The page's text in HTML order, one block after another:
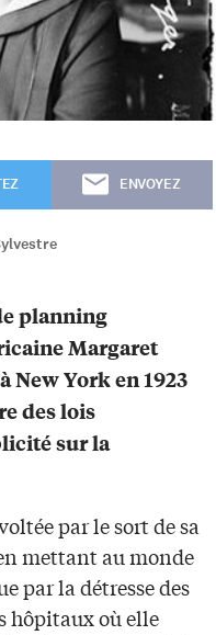
ENVOYEZ
planning
Margaret
New York en 1923
des lois
sur la
par le sort de sa
mettant au monde
par la détresse des
hôpitaux où elle